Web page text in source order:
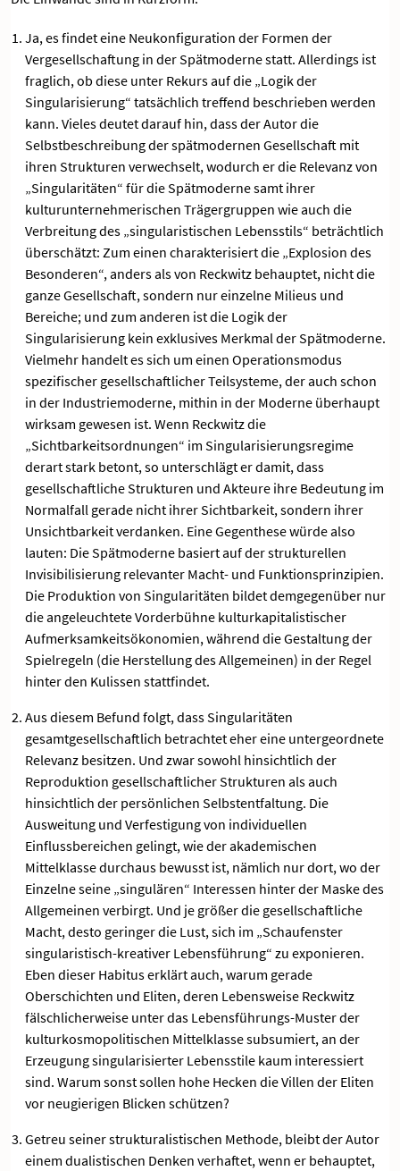
Ja, es findet eine Neukonfiguration der Formen der
Vergesellschaftung in der Spätmoderne statt. Allerdings ist
fraglich, ob diese unter Rekurs auf die „Logik der
Singularisierung“ tatsächlich treffend beschrieben werden
kann. Vieles deutet darauf hin, dass der Autor die
Selbstbeschreibung der spätmodernen Gesellschaft mit
ihren Strukturen verwechselt, wodurch er die Relevanz von
„Singularitäten“ für die Spätmoderne samt ihrer
kulturunternehmerischen Trägergruppen wie auch die
Verbreitung des „singularistischen Lebensstils“ beträchtlich
überschätzt: Zum einen charakterisiert die „Explosion des
Besonderen“, anders als von Reckwitz behauptet, nicht die
ganze Gesellschaft, sondern nur einzelne Milieus und
Bereiche; und zum anderen ist die Logik der
Singularisierung kein exklusives Merkmal der Spätmoderne.
Vielmehr handelt es sich um einen Operationsmodus
spezifischer gesellschaftlicher Teilsysteme, der auch schon
in der Industriemoderne, mithin in der Moderne überhaupt
wirksam gewesen ist. Wenn Reckwitz die
„Sichtbarkeitsordnungen“ im Singularisierungsregime
derart stark betont, so unterschlägt er damit, dass
gesellschaftliche Strukturen und Akteure ihre Bedeutung im
Normalfall gerade nicht ihrer Sichtbarkeit, sondern ihrer
Unsichtbarkeit verdanken. Eine Gegenthese würde also
lauten: Die Spätmoderne basiert auf der strukturellen
Invisibilisierung relevanter Macht- und Funktionsprinzipien.
Die Produktion von Singularitäten bildet demgegenüber nur
die angeleuchtete Vorderbühne kulturkapitalistischer
Aufmerksamkeitsökonomien, während die Gestaltung der
Spielregeln (die Herstellung des Allgemeinen) in der Regel
hinter den Kulissen stattfindet.
Aus diesem Befund folgt, dass Singularitäten
gesamtgesellschaftlich betrachtet eher eine untergeordnete
Relevanz besitzen. Und zwar sowohl hinsichtlich der
Reproduktion gesellschaftlicher Strukturen als auch
hinsichtlich der persönlichen Selbstentfaltung. Die
Ausweitung und Verfestigung von individuellen
Einflussbereichen gelingt, wie der akademischen
Mittelklasse durchaus bewusst ist, nämlich nur dort, wo der
Einzelne seine „singulären“ Interessen hinter der Maske des
Allgemeinen verbirgt. Und je größer die gesellschaftliche
Macht, desto geringer die Lust, sich im „Schaufenster
singularistisch-kreativer Lebensführung“ zu exponieren.
Eben dieser Habitus erklärt auch, warum gerade
Oberschichten und Eliten, deren Lebensweise Reckwitz
fälschlicherweise unter das Lebensführungs-Muster der
kulturkosmopolitischen Mittelklasse subsumiert, an der
Erzeugung singularisierter Lebensstile kaum interessiert
sind. Warum sonst sollen hohe Hecken die Villen der Eliten
vor neugierigen Blicken schützen?
Getreu seiner strukturalistischen Methode, bleibt der Autor
einem dualistischen Denken verhaftet, wenn er behauptet,